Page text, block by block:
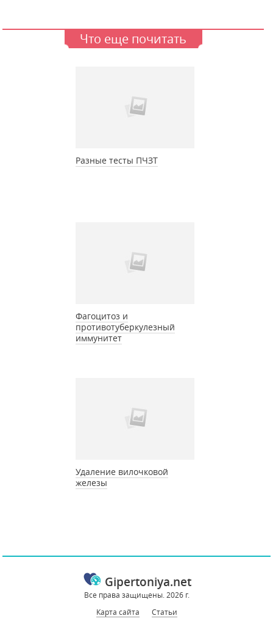
Что еще почитать
Разные тесты ПЧЗТ
Фагоцитоз и
противотуберкулезный
иммунитет
Удаление вилочковой
железы
Gipertoniya.net
Все права защищены. 2026 г.
Карта сайта
Статьи